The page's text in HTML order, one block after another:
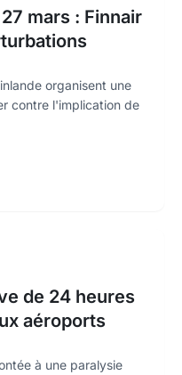
mars : Finnair
organisent une
contre l'implication de
de 24 heures
aéroports
à une paralysie